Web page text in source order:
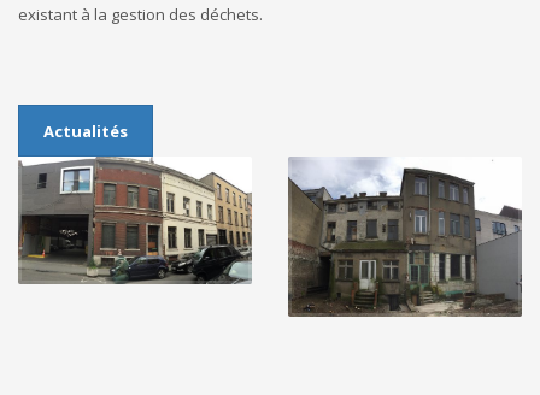
existant à la gestion des déchets.
Actualités